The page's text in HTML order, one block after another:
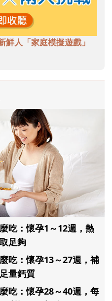
人「家庭模擬遊戲」
吃：懷孕1～12週，熱
足夠
吃：懷孕13～27週，補
量鈣質
吃：懷孕28～40週，每